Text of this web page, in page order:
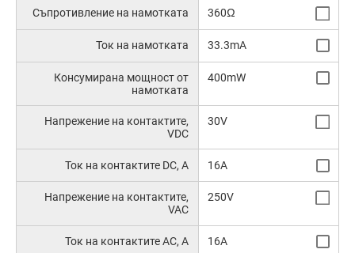
Съпротивление на намотката 360Ω
Ток на намотката 33.3mA
Консумирана мощност от
намотката
400mW
Напрежение на контактите,
VDC
30V
Ток на контактите DC, A 16A
Напрежение на контактите,
VAC
250V
Ток на контактите AC, A 16A